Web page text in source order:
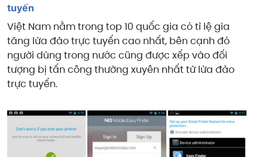
tuyến
Việt Nam nằm trong top 10 quốc gia có tỉ lệ gia
tăng lừa đảo trực tuyến cao nhất, bên cạnh đó
người dùng trong nước cũng được xếp vào đối
tượng bị tấn công thường xuyên nhất từ lừa đảo
trực tuyến.